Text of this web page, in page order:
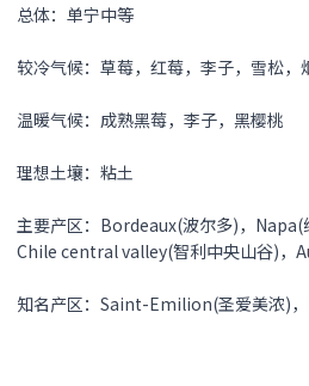
总体：单宁中等
较冷气候：草莓，红莓，李子，雪松，
温暖气候：成熟黑莓，李子，黑樱桃
理想土壤：粘土
主要产区：Bordeaux(波尔多)，Napa(
Chile central valley(智利中央山谷)，
知名产区：Saint-Emilion(圣爱美浓)